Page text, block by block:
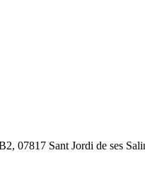
07817 Sant Jordi de ses